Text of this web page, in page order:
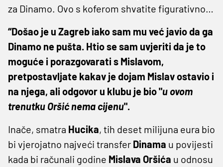
za Dinamo. Ovo s koferom shvatite figurativno…
“Došao je u Zagreb iako sam mu već javio da ga
Dinamo ne pušta. Htio se sam uvjeriti da je to
moguće i porazgovarati s Mislavom,
pretpostavljate kakav je dojam Mislav ostavio i
na njega, ali odgovor u klubu je bio "u ovom
trenutku Oršić nema cijenu".
Inače, smatra Hucika, tih deset milijuna eura bio
bi vjerojatno najveći transfer Dinama u povijesti
kada bi računali godine Mislava Oršića u odnosu